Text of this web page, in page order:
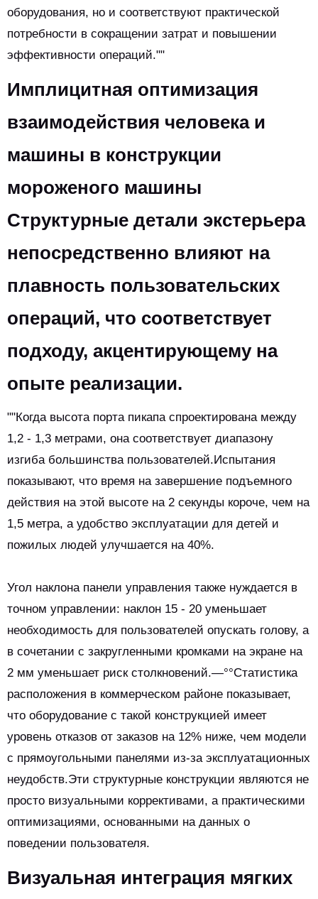
оборудования, но и соответствуют практической
потребности в сокращении затрат и повышении
эффективности операций.""
Имплицитная оптимизация
взаимодействия человека и
машины в конструкции
мороженого машины
Структурные детали экстерьера
непосредственно влияют на
плавность пользовательских
операций, что соответствует
подходу, акцентирующему на
опыте реализации.
""Когда высота порта пикапа спроектирована между
1,2 - 1,3 метрами, она соответствует диапазону
изгиба большинства пользователей.Испытания
показывают, что время на завершение подъемного
действия на этой высоте на 2 секунды короче, чем на
1,5 метра, а удобство эксплуатации для детей и
пожилых людей улучшается на 40%.
Угол наклона панели управления также нуждается в
точном управлении: наклон 15 - 20 уменьшает
необходимость для пользователей опускать голову, а
в сочетании с закругленными кромками на экране на
2 мм уменьшает риск столкновений.—°°Статистика
расположения в коммерческом районе показывает,
что оборудование с такой конструкцией имеет
уровень отказов от заказов на 12% ниже, чем модели
с прямоугольными панелями из-за эксплуатационных
неудобств.Эти структурные конструкции являются не
просто визуальными коррективами, а практическими
оптимизациями, основанными на данных о
поведении пользователя.
Визуальная интеграция мягких